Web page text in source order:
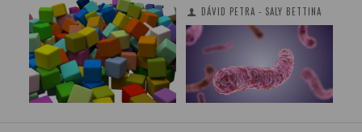
DÁVID PETRA - SALY BETTINA